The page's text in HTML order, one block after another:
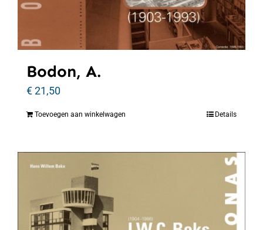
Bodon, A.
€21,50
Toevoegen aan winkelwagen Details